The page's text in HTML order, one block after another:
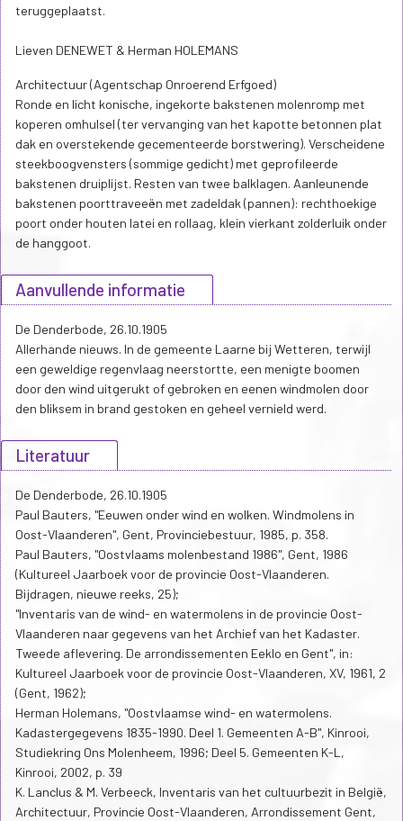
teruggeplaatst.
Lieven DENEWET & Herman HOLEMANS
Architectuur (Agentschap Onroerend Erfgoed)
Ronde en licht konische, ingekorte bakstenen molenromp met
koperen omhulsel (ter vervanging van het kapotte betonnen plat
dak en overstekende gecementeerde borstwering). Verscheidene
steekboogvensters (sommige gedicht) met geprofileerde
bakstenen druiplijst. Resten van twee balklagen. Aanleunende
bakstenen poorttraveeën met zadeldak (pannen): rechthoekige
poort onder houten latei en rollaag, klein vierkant zolderluik onder
de hanggoot.
Aanvullende informatie
De Denderbode, 26.10.1905
Allerhande nieuws. In de gemeente Laarne bij Wetteren, terwijl
een geweldige regenvlaag neerstortte, een menigte boomen
door den wind uitgerukt of gebroken en eenen windmolen door
den bliksem in brand gestoken en geheel vernield werd.
Literatuur
De Denderbode, 26.10.1905
Paul Bauters, "Eeuwen onder wind en wolken. Windmolens in
Oost-Vlaanderen", Gent, Provinciebestuur, 1985, p. 358.
Paul Bauters, "Oostvlaams molenbestand 1986", Gent, 1986
(Kultureel Jaarboek voor de provincie Oost-Vlaanderen.
Bijdragen, nieuwe reeks, 25);
"Inventaris van de wind- en watermolens in de provincie Oost-
Vlaanderen naar gegevens van het Archief van het Kadaster.
Tweede aflevering. De arrondissementen Eeklo en Gent", in:
Kultureel Jaarboek voor de provincie Oost-Vlaanderen, XV, 1961, 2
(Gent, 1962);
Herman Holemans, "Oostvlaamse wind- en watermolens.
Kadastergegevens 1835-1990. Deel 1. Gemeenten A-B", Kinrooi,
Studiekring Ons Molenheem, 1996; Deel 5. Gemeenten K-L,
Kinrooi, 2002, p. 39
K. Lanclus & M. Verbeeck, Inventaris van het cultuurbezit in België,
Architectuur, Provincie Oost-Vlaanderen, Arrondissement Gent,